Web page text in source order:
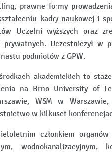
prawne formy
kadry naukowej i
Uczelni wyższych oraz
Uczestniczył w
podmiotów z GPW.
akademickich to
na Brno University of
WSM w
w kilkuset
członkiem
wodnokanalizacyjnym,